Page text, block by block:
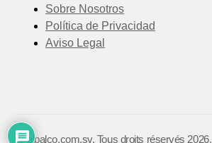
Sobre Nosotros
Política de Privacidad
Aviso Legal
©️ elpalco.com.sv. Tous droits réservés 2026.